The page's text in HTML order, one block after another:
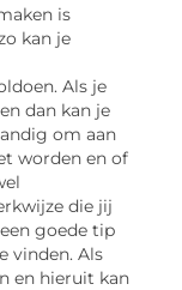
is
kan je
Als je
dan kan je
om aan
worden en of
die jij
goede tip
vinden. Als
en hieruit kan